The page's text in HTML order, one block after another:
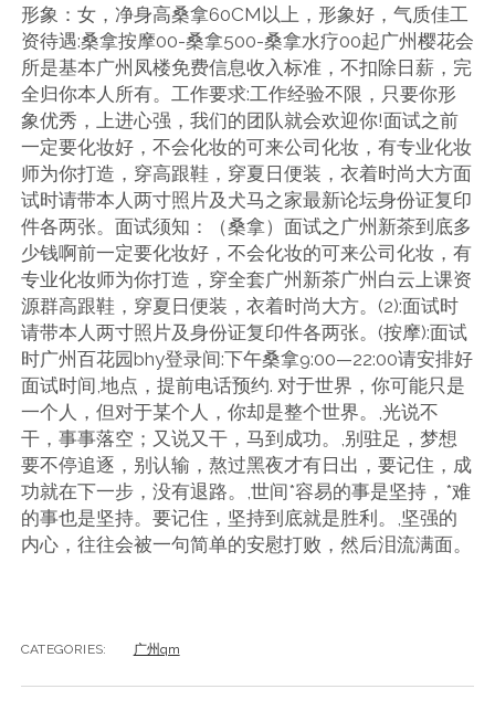
形象：女，净身高桑拿60CM以上，形象好，气质佳工
资待遇:桑拿按摩00-桑拿500-桑拿水疗00起广州樱花会
所是基本广州凤楼免费信息收入标准，不扣除日薪，完
全归你本人所有。工作要求:工作经验不限，只要你形
象优秀，上进心强，我们的团队就会欢迎你!面试之前
一定要化妆好，不会化妆的可来公司化妆，有专业化妆
师为你打造，穿高跟鞋，穿夏日便装，衣着时尚大方面
试时请带本人两寸照片及犬马之家最新论坛身份证复印
件各两张。面试须知：（桑拿）面试之广州新茶到底多
少钱啊前一定要化妆好，不会化妆的可来公司化妆，有
专业化妆师为你打造，穿全套广州新茶广州白云上课资
源群高跟鞋，穿夏日便装，衣着时尚大方。(2):面试时
请带本人两寸照片及身份证复印件各两张。(按摩):面试
时广州百花园bhy登录间:下午桑拿9:00—22:00请安排好
面试时间,地点，提前电话预约. 对于世界，你可能只是
一个人，但对于某个人，你却是整个世界。,光说不
干，事事落空；又说又干，马到成功。,别驻足，梦想
要不停追逐，别认输，熬过黑夜才有日出，要记住，成
功就在下一步，没有退路。,世间*容易的事是坚持，*难
的事也是坚持。要记住，坚持到底就是胜利。,坚强的
内心，往往会被一句简单的安慰打败，然后泪流满面。
CATEGORIES: 广州qm